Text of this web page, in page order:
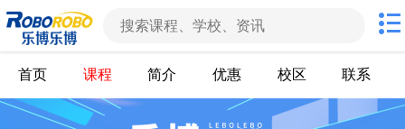
首页 课程 简介 优惠 校区 联系